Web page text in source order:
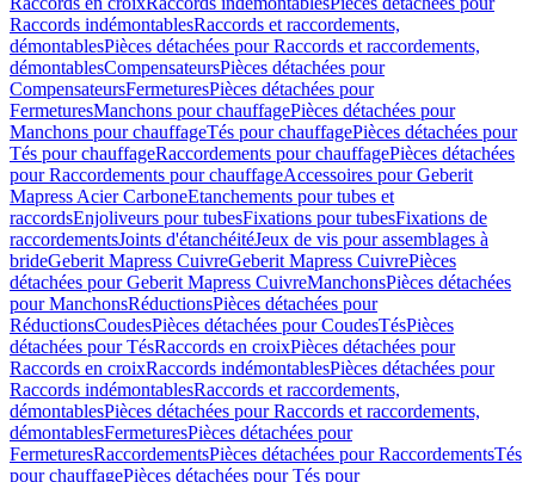
Raccords indémontablesRaccords et raccordements,
démontablesPièces détachées pour Raccords et raccordements,
démontablesCompensateursPièces détachées pour
CompensateursFermeturesPièces détachées pour
FermeturesManchons pour chauffagePièces détachées pour
Manchons pour chauffageTés pour chauffagePièces détachées pour
Tés pour chauffageRaccordements pour chauffagePièces détachées
pour Raccordements pour chauffageAccessoires pour Geberit
Mapress Acier CarboneEtanchements pour tubes et
raccordsEnjoliveurs pour tubesFixations pour tubesFixations de
raccordementsJoints d'étanchéitéJeux de vis pour assemblages à
brideGeberit Mapress CuivreGeberit Mapress CuivrePièces
détachées pour Geberit Mapress CuivreManchonsPièces détachées
pour ManchonsRéductionsPièces détachées pour
RéductionsCoudesPièces détachées pour CoudesTésPièces
détachées pour TésRaccords en croixPièces détachées pour
Raccords en croixRaccords indémontablesPièces détachées pour
Raccords indémontablesRaccords et raccordements,
démontablesPièces détachées pour Raccords et raccordements,
démontablesFermeturesPièces détachées pour
FermeturesRaccordementsPièces détachées pour RaccordementsTés
pour chauffagePièces détachées pour Tés pour